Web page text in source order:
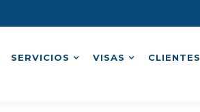
SERVICIOS VISAS CLIENTES